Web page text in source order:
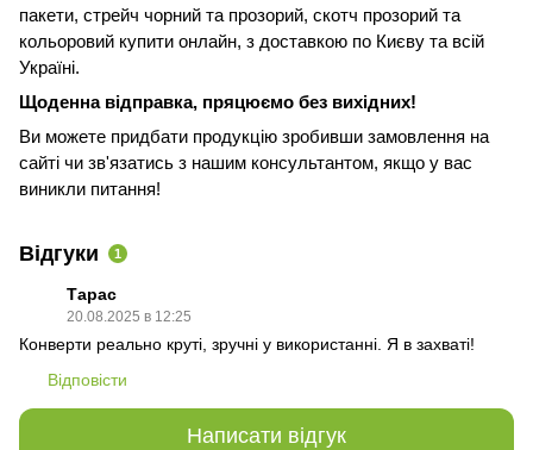
пакети, стрейч чорний та прозорий, скотч прозорий та
кольоровий купити онлайн, з доставкою по Києву та всій
Україні.
Щоденна відправка, пряцюємо без вихідних!
Ви можете придбати продукцію зробивши замовлення на
сайті чи зв'язатись з нашим консультантом, якщо у вас
виникли питання!
Відгуки 1
Тарас
20.08.2025 в 12:25
Конверти реально круті, зручні у використанні. Я в захваті!
Відповісти
Написати відгук